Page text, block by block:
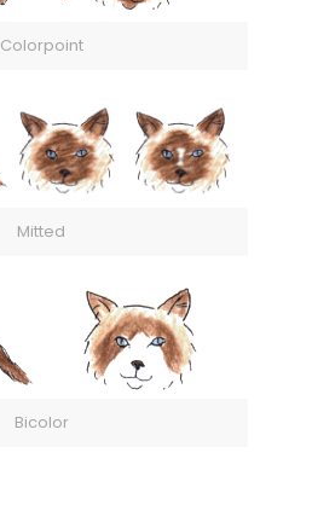
Colorpoint
Mitted
Bicolor